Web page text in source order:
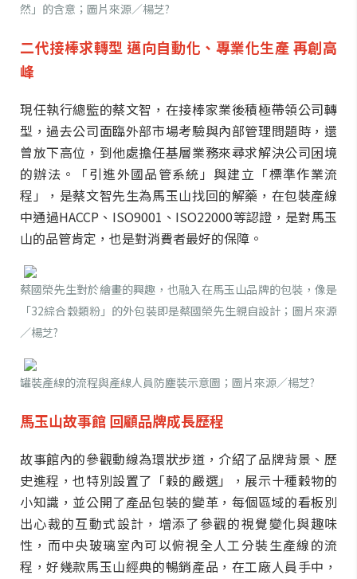
然」的含意；圖片來源／楊芝?
二代接棒求轉型 邁向自動化、專業化生產再創高
峰
現任執行總監的蔡文智，在接棒家業後積極帶領公司轉
型，過去公司面臨外部市場考驗與內部管理問題時，還
曾放下高位，到他處擔任基層業務來尋求解決公司困境
的辦法。「引進外國品管系統」與建立「標準作業流
程」，是蔡文智先生為馬玉山找回的解藥，在包裝產線
中通過HACCP、ISO9001、ISO22000等認證，是對馬玉
山的品管肯定，也是對消費者最好的保障。
蔡國榮先生對於繪畫的興趣，也融入在馬玉山品牌的包裝，像是
「32綜合穀類粉」的外包裝即是蔡國榮先生親自設計；圖片來源
／楊芝?
罐裝產線的流程與產線人員防塵裝示意圖；圖片來源／楊芝?
馬玉山故事館 回顧品牌成長歷程
故事館內的參觀動線為環狀步道，介紹了品牌背景、歷
史進程，也特別設置了「穀的嚴選」，展示十種穀物的
小知識，並公開了產品包裝的變革，每個區域的看板別
出心裁的互動式設計，增添了參觀的視覺變化與趣味
性，而中央玻璃室內可以俯視全人工分裝生產線的流
程，好幾款馬玉山經典的暢銷產品，在工廠人員手中，